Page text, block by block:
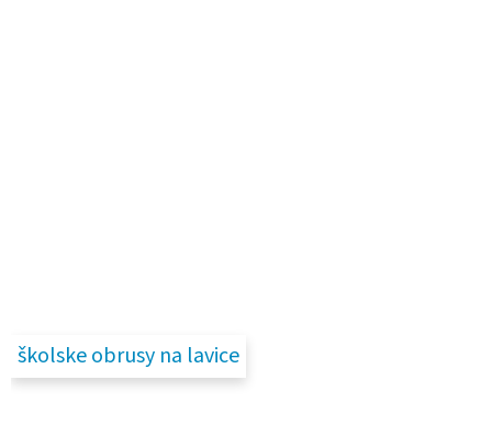
školske obrusy na lavice